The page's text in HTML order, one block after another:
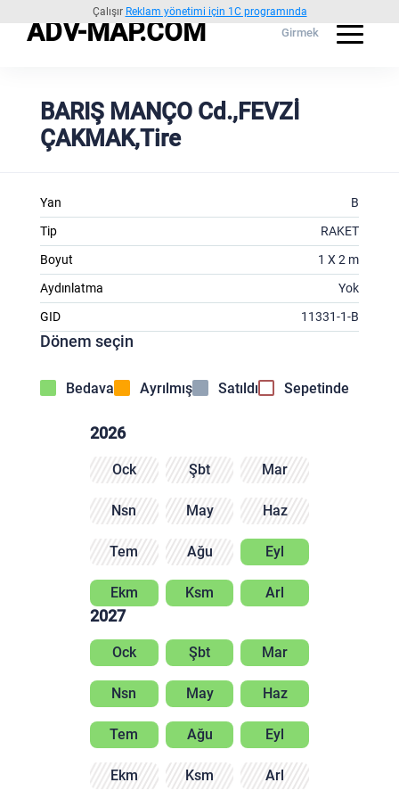
Çalışır Reklam yönetimi için 1C programında
ADV-MAP.COM Girmek
BARIŞ MANÇO Cd.,FEVZİ
ÇAKMAK,Tire
Yan
B
Tip
RAKET
Boyut
1 X 2 m
Aydınlatma
Yok
GID
11331-1-B
Dönem seçin
Bedava Ayrılmış Satıldı Sepetinde
2026
Ock Şbt Mar
Nsn May Haz
Tem Ağu Eyl
Ekm Ksm Arl
2027
Ock Şbt Mar
Nsn May Haz
Tem Ağu Eyl
Ekm Ksm Arl